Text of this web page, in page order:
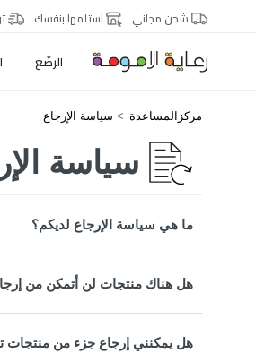
شحن مجاني استلمها بنفسك
الرضّع
مركزالمساعدة سياسة الإرجاع
سياسة
ما هي سياسة الإرجاع لديكم؟
هل هناك منتجات لن أتمكن من
هل يمكنني إرجاع جزء من منتجات